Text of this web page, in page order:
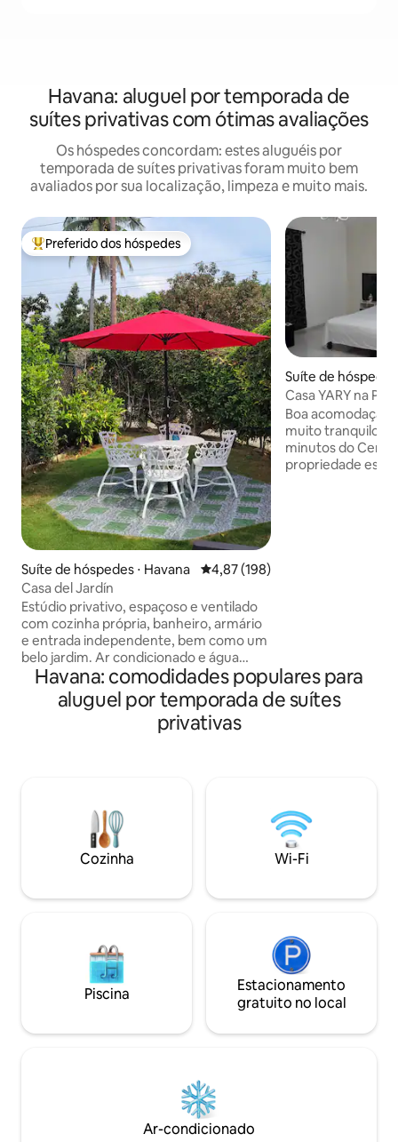
Havana: aluguel por temporada de
suítes privativas com ótimas avaliações
Os hóspedes concordam: estes aluguéis por
temporada de suítes privativas foram muito bem
avaliados por sua localização, limpeza e muito mais.
Entre os melhores preferidos dos hóspedes
Preferido dos hóspedes
Suíte de hóspedes ⋅ Havana 4,87 de uma avaliação média de
4,87 (198)
Casa del Jardín
Estúdio privativo, espaçoso e ventilado
com cozinha própria, banheiro, armário
e entrada independente, bem como um
belo jardim. Ar condicionado e água
quente incluídos. Caminhada rápida até
a costa (~5 min) e calçadão. O
apartamento está localizado em uma
área agradável, tranquila e segura (~15
Entre em contato conosco se tiver
Suíte de
Casa YARY na
Boa acomodação
muito tranquilo e
minutos do Centro
propriedade está
Havana: comodidades populares para
aluguel por temporada de suítes
privativas
Cozinha Wi-Fi
Piscina
Estacionamento
gratuito no local
Ar-condicionado